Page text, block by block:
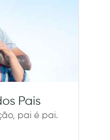
Pais
pai é pai.